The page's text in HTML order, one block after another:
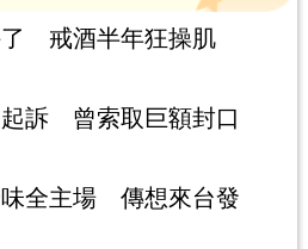
了 戒酒半年狂操肌
訴 曾索取巨額封口
全主場 傳想來台發